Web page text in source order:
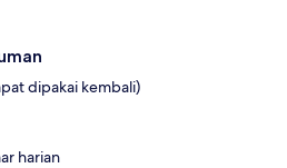
dipakai kembali)
harian